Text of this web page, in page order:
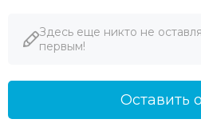
Здесь еще никто не
первым!
Оставить